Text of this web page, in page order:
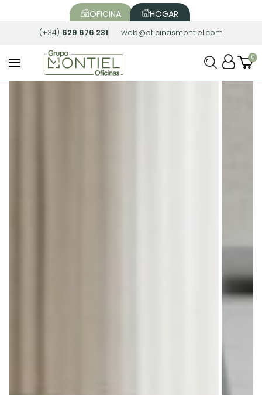
OFICINA HOGAR
(+34) 629 676 231 web@oficinasmontiel.com